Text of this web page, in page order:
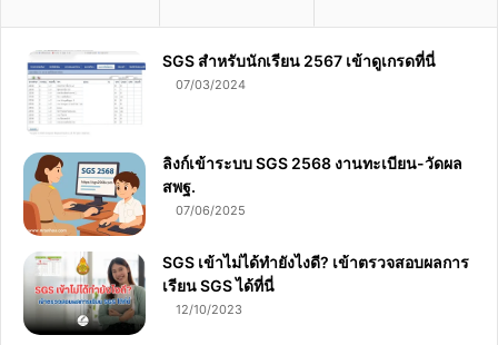
SGS สําหรับนักเรียน 2567 เข้าดูเกรดที่นี่
07/03/2024
ลิงก์เข้าระบบ SGS 2568 งานทะเบียน-วัดผล
สพฐ.
07/06/2025
SGS เข้าไม่ได้ทำยังไงดี? เข้าตรวจสอบผลการ
เรียน SGS ได้ที่นี่
12/10/2023